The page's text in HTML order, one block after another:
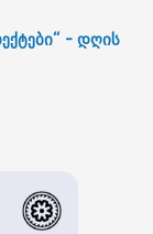
- დღის